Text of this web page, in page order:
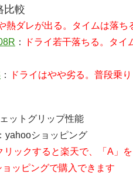
比較
熱ダレが出る。タイムは落ち
： ドライ若干落ちる。タイ
： ドライはやや劣る。普段乗り
ェットグリップ性能
：yahooショッピング
ックすると楽天で、「A」
ョッピングで購入できます